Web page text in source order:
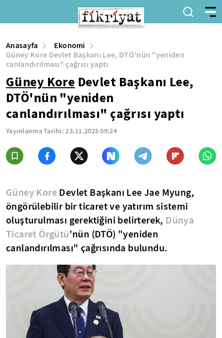
Anasayfa
Ekonomi
Güney Kore Devlet Başkanı Lee, DTÖ'nün "yeniden
canlandırılması" çağrısı yaptı
Güney Kore Devlet Başkanı Lee,
DTÖ'nün "yeniden
canlandırılması" çağrısı yaptı
Yayınlanma Tarihi:23.11.2025 09:24
Güney KoreDevlet Başkanı Lee Jae Myung,
öngörülebilir bir ticaret ve yatırım sistemi
oluşturulması gerektiğini belirterek, Dünya
Ticaret Örgütü'nün (DTÖ) "yeniden
canlandırılması" çağrısında bulundu.